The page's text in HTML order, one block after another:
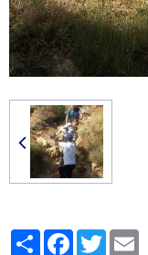
PartagerFacebook
Twitter